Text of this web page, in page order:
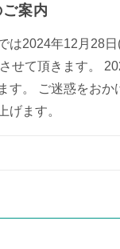
案内
は2024年12月28日
せて頂きます。
す。 ご迷惑をおか
げます。